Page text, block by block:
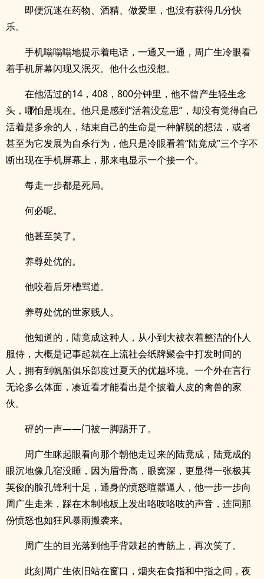
即便沉迷在药物、酒精、做爱里，也没有获得几分快
乐。
手机嗡嗡嗡地提示着电话，一通又一通，周广生冷眼看
着手机屏幕闪现又泯灭。他什么也没想。
在他活过的14，408，800分钟里，他不曾产生轻生念
头，哪怕是现在。他只是感到“活着没意思”，却没有觉得自己
活着是多余的人，结束自己的生命是一种解脱的想法，或者
甚至为它发展为自杀行为，他只是冷眼看着“陆竟成”三个字不
断出现在手机屏幕上，那来电显示一个接一个。
每走一步都是死局。
何必呢。
他甚至笑了。
养尊处优的。
他咬着后牙槽骂道。
养尊处优的世家贱人。
他知道的，陆竟成这种人，从小到大被衣着整洁的仆人
服侍，大概是记事起就在上流社会纸牌聚会中打发时间的
人，拥有到帆船俱乐部度过夏天的优越环境。一个外在言行
无论多么体面，凑近看才能看出是个披着人皮的禽兽的家
伙。
砰的一声——门被一脚踢开了。
周广生眯起眼看向那个朝他走过来的陆竟成，陆竟成的
眼沉地像几宿没睡，因为眉骨高，眼窝深，更显得一张极其
英俊的脸孔锋利十足，通身的愤怒喧嚣逼人，他一步一步向
周广生走来，踩在木制地板上发出咯吱咯吱的声音，连同那
份愤怒也如狂风暴雨搬袭来。
周广生的目光落到他手背鼓起的青筋上，再次笑了。
此刻周广生依旧站在窗口，烟夹在食指和中指之间，夜